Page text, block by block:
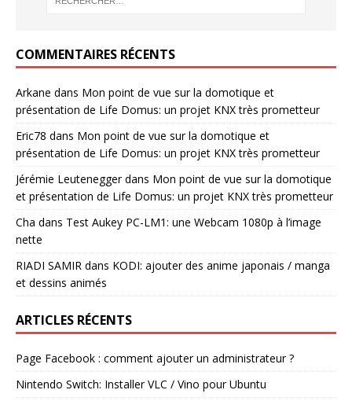
COMMENTAIRES RÉCENTS
Arkane dans Mon point de vue sur la domotique et
présentation de Life Domus: un projet KNX très prometteur
Eric78 dans Mon point de vue sur la domotique et
présentation de Life Domus: un projet KNX très prometteur
Jérémie Leuteneggerdans Mon point de vue sur la domotique
et présentation de Life Domus: un projet KNX très prometteur
Cha dans Test Aukey PC-LM1: une Webcam 1080p à l’image
nette
RIADI SAMIR dans KODI: ajouter des anime japonais / manga
et dessins animés
ARTICLES RÉCENTS
Page Facebook : comment ajouter un administrateur ?
Nintendo Switch: Installer VLC / Vino pour Ubuntu